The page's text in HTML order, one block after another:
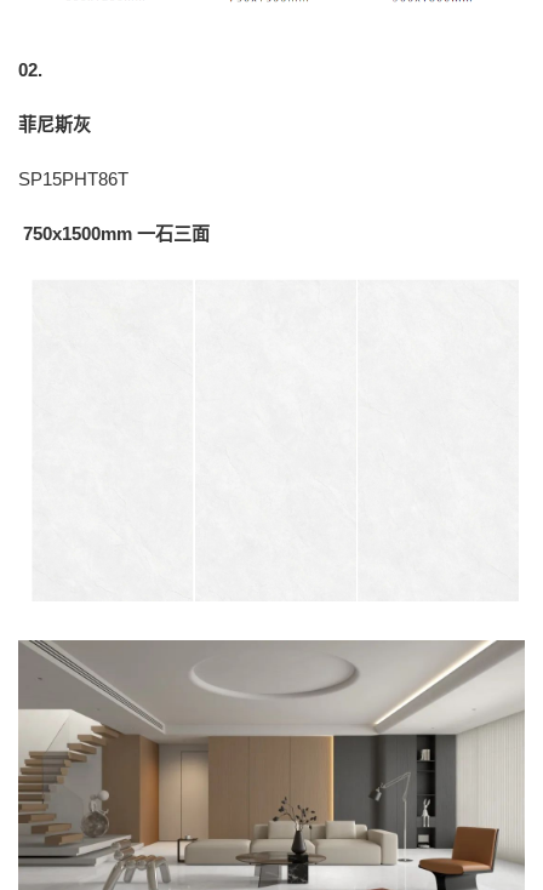
02.
菲尼斯灰
SP15PHT86T
750x1500mm 一石三面